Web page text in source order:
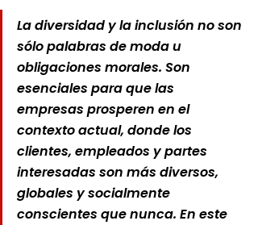
La diversidad y la inclusión no son
sólo palabras de moda u
obligaciones morales. Son
esenciales para que las
empresas prosperen en el
contexto actual, donde los
clientes, empleados y partes
interesadas son más diversos,
globales y socialmente
conscientes que nunca. En este